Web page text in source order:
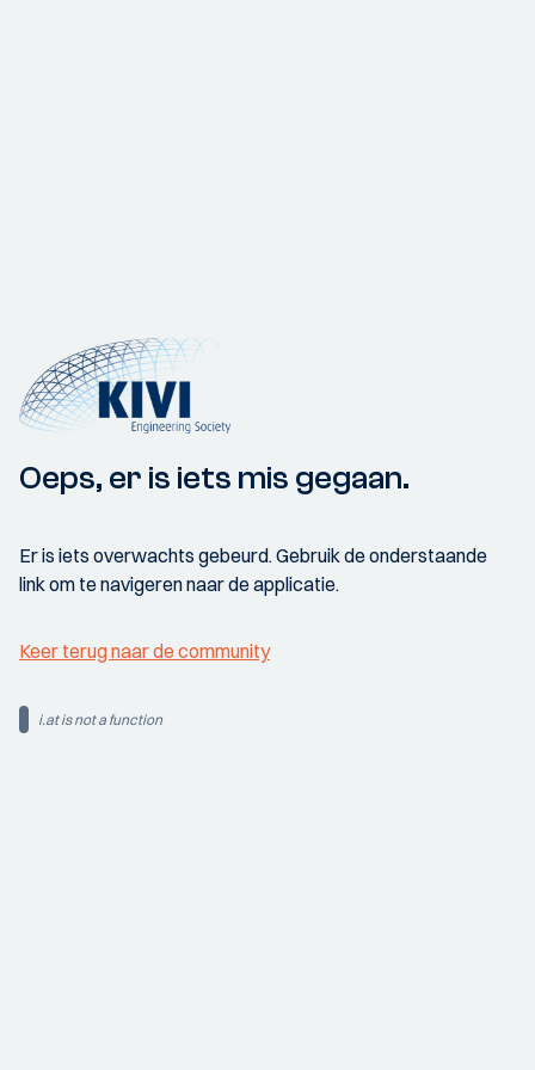
Oeps, er is iets mis gegaan.
Er is iets overwachts gebeurd. Gebruik de onderstaande
link om te navigeren naar de applicatie.
Keer terug naar de community
i.at is not a function